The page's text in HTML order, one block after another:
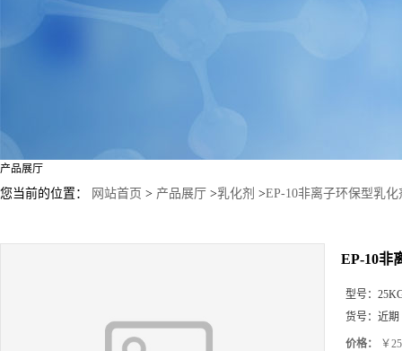
产品展厅
您当前的位置： 网站首页 > 产品展厅 >乳化剂 >EP-10非离子环保型乳化
EP-10非
型号：
货号： 近期
价格： ￥